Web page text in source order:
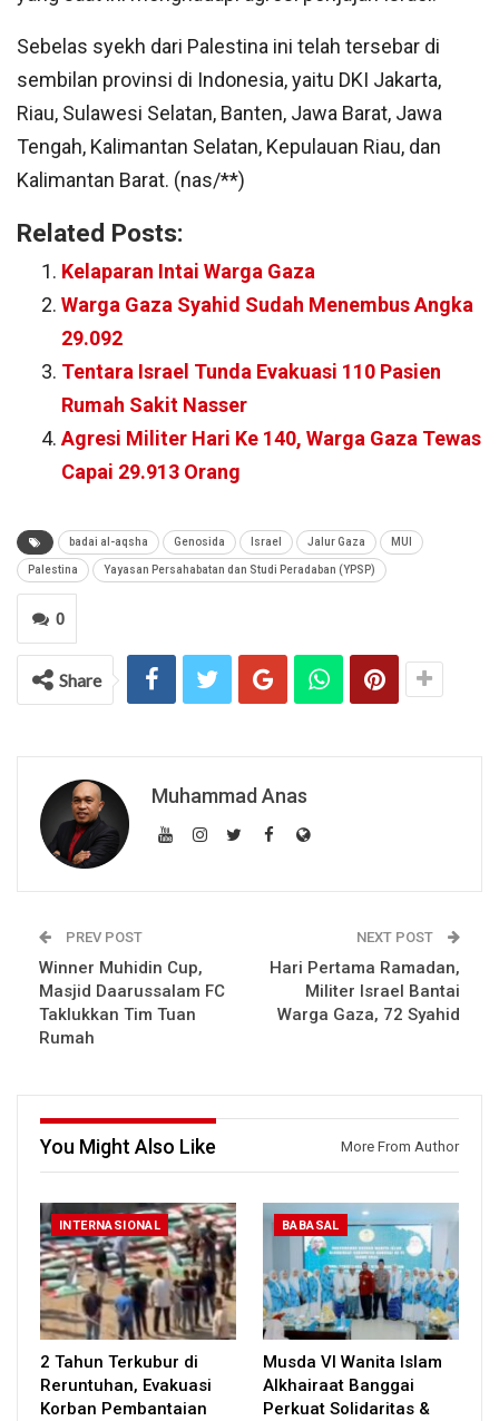
Sebelas syekh dari Palestina ini telah tersebar di
sembilan provinsi di Indonesia, yaitu DKI Jakarta,
Riau, Sulawesi Selatan, Banten, Jawa Barat, Jawa
Tengah, Kalimantan Selatan, Kepulauan Riau, dan
Kalimantan Barat. (nas/**)
Related Posts:
Kelaparan Intai Warga Gaza
Warga Gaza Syahid Sudah Menembus Angka
29.092
Tentara Israel Tunda Evakuasi 110 Pasien
Rumah Sakit Nasser
Agresi Militer Hari Ke 140, Warga Gaza Tewas
Capai 29.913 Orang
badai al-aqsha Genosida Israel Jalur Gaza MUI
Palestina Yayasan Persahabatan dan Studi Peradaban (YPSP)
0
Share
Muhammad Anas
PREV POST
Winner Muhidin Cup,
Masjid Daarussalam FC
Taklukkan Tim Tuan
Rumah
NEXT POST
Hari Pertama Ramadan,
Militer Israel Bantai
Warga Gaza, 72 Syahid
You Might Also Like More From Author
INTERNASIONAL
2 Tahun Terkubur di
Reruntuhan, Evakuasi
Korban Pembantaian
BABASAL
Musda VI Wanita Islam
Alkhairaat Banggai
Perkuat Solidaritas &